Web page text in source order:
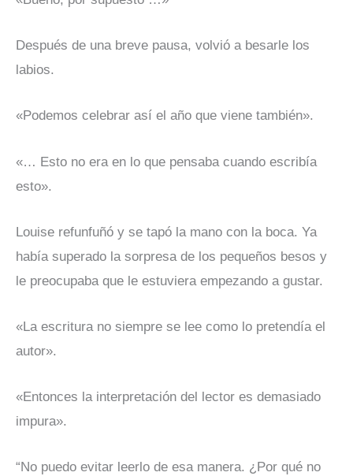
Después de una breve pausa, volvió a besarle los
labios.
«Podemos celebrar así el año que viene también».
«… Esto no era en lo que pensaba cuando escribía
esto».
Louise refunfuñó y se tapó la mano con la boca. Ya
había superado la sorpresa de los pequeños besos y
le preocupaba que le estuviera empezando a gustar.
«La escritura no siempre se lee como lo pretendía el
autor».
«Entonces la interpretación del lector es demasiado
impura».
“No puedo evitar leerlo de esa manera. ¿Por qué no